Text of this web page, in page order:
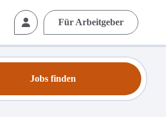
Für Arbeitgeber
Jobs finden